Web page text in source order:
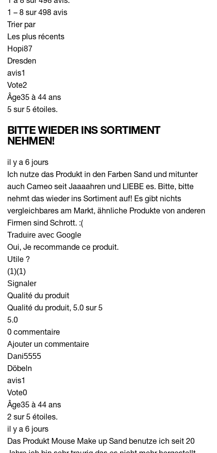
1 – 8 sur 498 avis
Trier par
Les plus récents
Hopi87
Dresden
avis1
Vote2
Âge35 à 44 ans
5 sur 5 étoiles.
BITTE WIEDER INS SORTIMENT
NEHMEN!
il y a 6 jours
Ich nutze das Produkt in den Farben Sand und mitunter
auch Cameo seit Jaaaahren und LIEBE es. Bitte, bitte
nehmt das wieder ins Sortiment auf! Es gibt nichts
vergleichbares am Markt, ähnliche Produkte von anderen
Firmen sind Schrott. :(
Traduire avec Google
Oui, Je recommande ce produit.
Utile ?
(1)(1)
Signaler
Qualité du produit
Qualité du produit, 5.0 sur 5
5.0
0 commentaire
Ajouter un commentaire
Dani5555
Döbeln
avis1
Vote0
Âge35 à 44 ans
2 sur 5 étoiles.
il y a 6 jours
Das Produkt Mouse Make up Sand benutze ich seit 20